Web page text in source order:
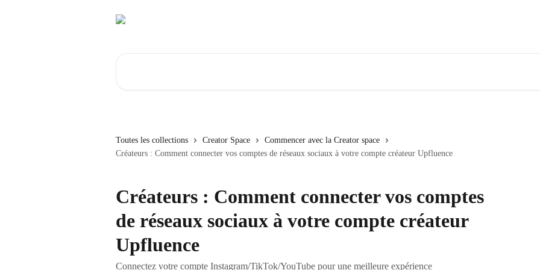
Toutes les collections Creator Space
Commencer avec la Creator space
Créateurs : Comment connecter vos comptes de réseaux sociaux à votre compte créateur Upfluence
Créateurs : Comment connecter vos comptes
de réseaux sociaux à votre compte créateur
Upfluence
Connectez votre compte Instagram/TikTok/YouTube pour une meilleure expérience